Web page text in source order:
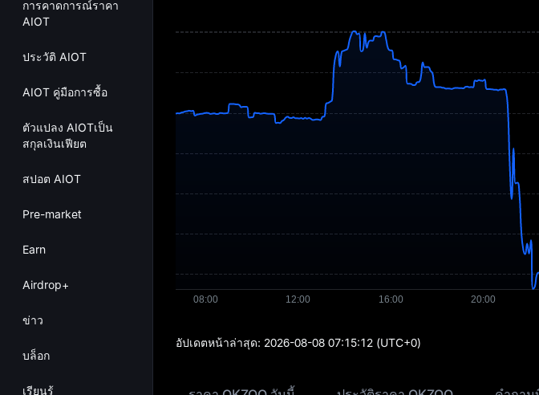
การคาดการณ์ราคา
AIOT
ประวัติ AIOT
AIOT คู่มือการซื้อ
ตัวแปลง AIOTเป็น
สกุลเงินเฟียต
สปอต AIOT
Pre-market
Earn
Airdrop+
ข่าว
บล็อก
เรียนรู้
อัปเดตหน้าล่าสุด: 2026-08-08 07:15:12 (UTC+0)